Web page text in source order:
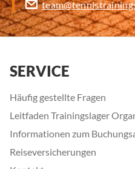
SERVICE
Häufig gestellte Fragen
Leitfaden Trainingslager
Informationen zum
Reiseversicherungen